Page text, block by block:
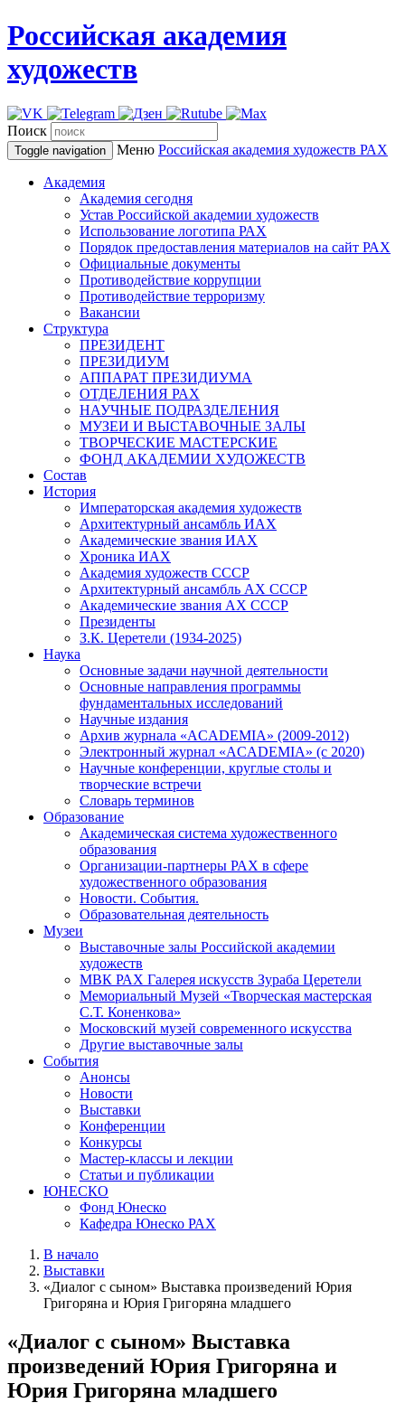
Российская академия
художеств
Поиск
Toggle navigation Меню Российская академия художеств РАХ
Академия
Академия сегодня
Устав Российской академии художеств
Использование логотипа РАХ
Порядок предоставления материалов на сайт РАХ
Официальные документы
Противодействие коррупции
Противодействие терроризму
Вакансии
Структура
ПРЕЗИДЕНТ
ПРЕЗИДИУМ
АППАРАТ ПРЕЗИДИУМА
ОТДЕЛЕНИЯ РАХ
НАУЧНЫЕ ПОДРАЗДЕЛЕНИЯ
МУЗЕИ И ВЫСТАВОЧНЫЕ ЗАЛЫ
ТВОРЧЕСКИЕ МАСТЕРСКИЕ
ФОНД АКАДЕМИИ ХУДОЖЕСТВ
Состав
История
Императорская академия художеств
Архитектурный ансамбль ИАХ
Академические звания ИАХ
Хроника ИАХ
Академия художеств СССР
Архитектурный ансамбль АХ СССР
Академические звания АХ СССР
Президенты
З.К. Церетели (1934-2025)
Наука
Основные задачи научной деятельности
Основные направления программы
фундаментальных исследований
Научные издания
Архив журнала «ACADEMIA» (2009-2012)
Электронный журнал «ACADEMIA» (с 2020)
Научные конференции, круглые столы и
творческие встречи
Словарь терминов
Образование
Академическая система художественного
образования
Организации-партнеры РАХ в сфере
художественного образования
Новости. События.
Образовательная деятельность
Музеи
Выставочные залы Российской академии
художеств
МВК РАХ Галерея искусств Зураба Церетели
Мемориальный Музей «Творческая мастерская
С.Т. Коненкова»
Московский музей современного искусства
Другие выставочные залы
События
Анонсы
Новости
Выставки
Конференции
Конкурсы
Мастер-классы и лекции
Статьи и публикации
ЮНЕСКО
Фонд Юнеско
Кафедра Юнеско РАХ
В начало
Выставки
«Диалог с сыном» Выставка произведений Юрия
Григоряна и Юрия Григоряна младшего
«Диалог с сыном» Выставка
произведений Юрия Григоряна и
Юрия Григоряна младшего